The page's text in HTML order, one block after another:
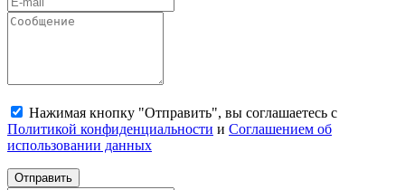
Нажимая кнопку "Отправить", вы соглашаетесь с
Политикой конфиденциальности и Соглашением об
использовании данных
Отправить